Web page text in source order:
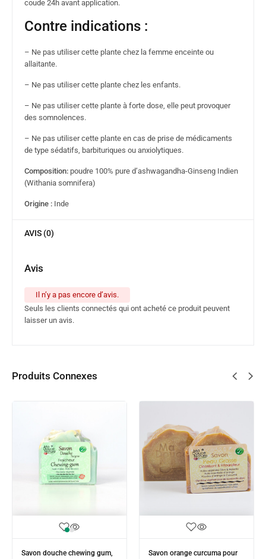
coude 24h avant application.
Contre indications :
– Ne pas utiliser cette plante chez la femme enceinte ou
allaitante.
– Ne pas utiliser cette plante chez les enfants.
– Ne pas utiliser cette plante à forte dose, elle peut provoquer
des somnolences.
– Ne pas utiliser cette plante en cas de prise de médicaments
de type sédatifs, barbituriques ou anxiolytiques.
Composition: poudre 100% pure d’ashwagandha-Ginseng Indien
(Withania somnifera)
Origine : Inde
AVIS (0)
Avis
Il n’y a pas encore d’avis.
Seuls les clients connectés qui ont acheté ce produit peuvent
laisser un avis.
Produits Connexes
Savon douche chewing gum,
Savon orange curcuma pour